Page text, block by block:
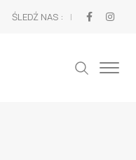
ŚLEDŹ NAS :